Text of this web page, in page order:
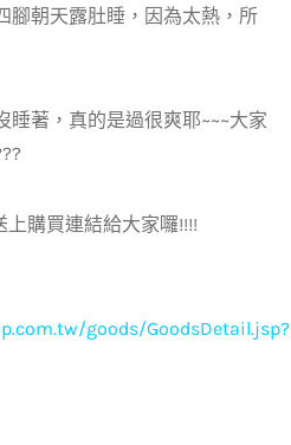
腳朝天露肚睡，因為太熱，所
睡著，真的是過很爽耶~~~大家
上購買連結給大家囉!!!!
goods/GoodsDetail.jsp?